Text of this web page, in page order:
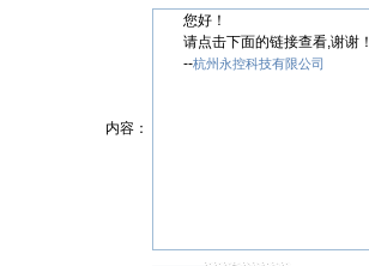
内容：
您好！
请点击下面的链接查看,谢谢！
--杭州永控科技有限公司